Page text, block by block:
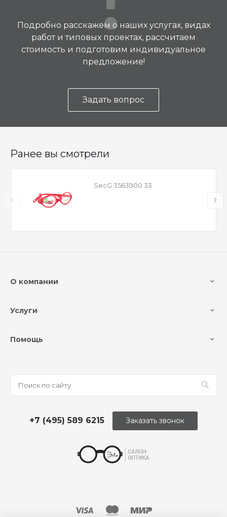
Подробно расскажем о наших услугах, видах
работ и типовых проектах, рассчитаем
стоимость и подготовим индивидуальное
предложение!
Задать вопрос
Ранее вы смотрели
SecG 3563900 33
О компании
Услуги
Помощь
+7 (495) 589 6215 Заказать звонок